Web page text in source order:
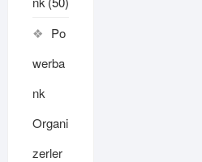
Po
werba
nk
Organi
zerler